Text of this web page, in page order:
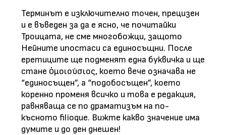
Терминът е изключително точен, прецизен
и е въведен за да е ясно, че почитайки
Троицата, не сме многобожци, защото
Нейните ипостаси са единосъщни. После
еретиците ще подменят една буквичка и ще
стане ὁμοιούσιος, което вече означава не
“единосъщен”, а “подобосъщен”, което
коренно променя всичко и това е редакция,
равняваща се по драматизъм на по-
късното filioque. Вижте какво значение има
думите и до ден днешен!